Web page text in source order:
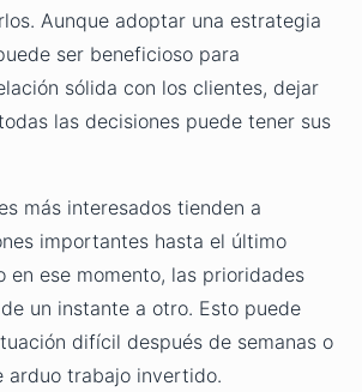
Aunque adoptar una estrategia
ser beneficioso para
sólida con los clientes, dejar
las decisiones puede tener sus
más interesados tienden a
importantes hasta el último
en ese momento, las prioridades
un instante a otro. Esto puede
difícil después de semanas o
arduo trabajo invertido.